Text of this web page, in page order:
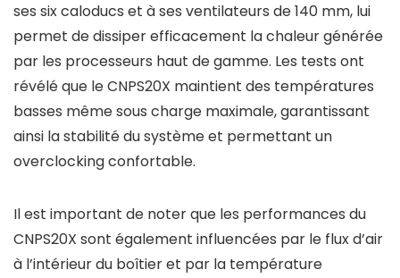
ses six caloducs et à ses ventilateurs de 140 mm, lui
permet de dissiper efficacement la chaleur générée
par les processeurs haut de gamme. Les tests ont
révélé que le CNPS20X maintient des températures
basses même sous charge maximale, garantissant
ainsi la stabilité du système et permettant un
overclocking confortable.
Il est important de noter que les performances du
CNPS20X sont également influencées par le flux d’air
à l’intérieur du boîtier et par la température